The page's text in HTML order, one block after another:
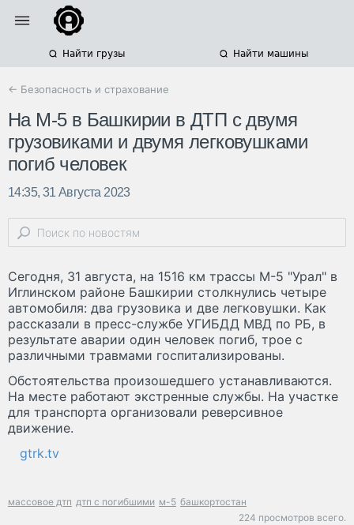
Найти грузы Найти машины
← Безопасность и страхование
На М-5 в Башкирии в ДТП с двумя
грузовиками и двумя легковушками
погиб человек
14:35, 31 Августа 2023
Сегодня, 31 августа, на 1516 км трассы М-5 "Урал" в
Иглинском районе Башкирии столкнулись четыре
автомобиля: два грузовика и две легковушки. Как
рассказали в пресс-службе УГИБДД МВД по РБ, в
результате аварии один человек погиб, трое с
различными травмами госпитализированы.
Обстоятельства произошедшего устанавливаются.
На месте работают экстренные службы. На участке
для транспорта организовали реверсивное
движение.
gtrk.tv
массовое дтп дтп с погибшими м-5 башкортостан
224 просмотров всего.